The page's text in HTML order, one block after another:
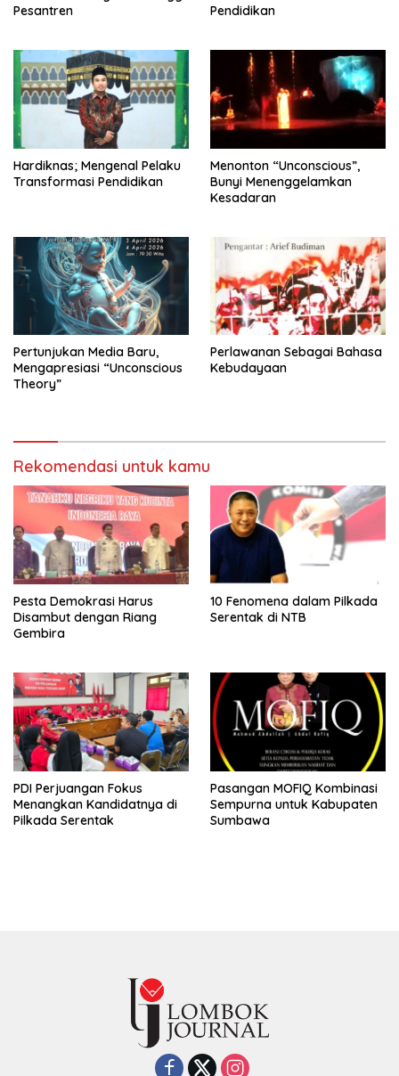
Pesantren
Pendidikan
Hardiknas; Mengenal Pelaku
Transformasi Pendidikan
Menonton “Unconscious”,
Bunyi Menenggelamkan
Kesadaran
Pertunjukan Media Baru,
Mengapresiasi “Unconscious
Theory”
Perlawanan Sebagai Bahasa
Kebudayaan
Rekomendasi untuk kamu
Pesta Demokrasi Harus
Disambut dengan Riang
Gembira
10 Fenomena dalam Pilkada
Serentak di NTB
PDI Perjuangan Fokus
Menangkan Kandidatnya di
Pilkada Serentak
Pasangan MOFIQ Kombinasi
Sempurna untuk Kabupaten
Sumbawa